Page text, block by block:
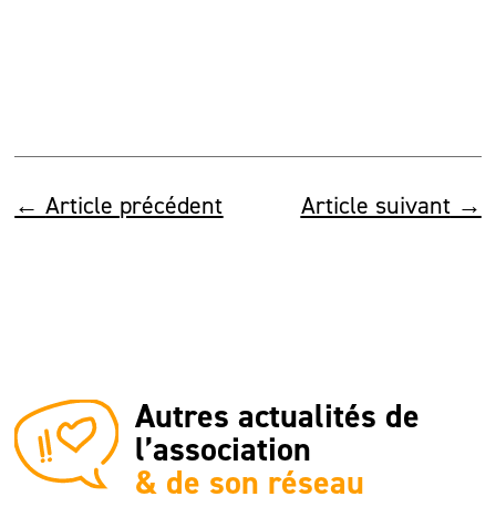
←Article précédent Article suivant→
Autres actualités de
l’association
& de son réseau